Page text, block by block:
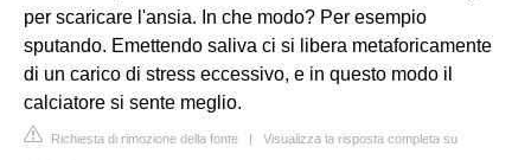
per scaricare l'ansia. In che modo? Per esempio
sputando. Emettendo saliva ci si libera metaforicamente
di un carico di stress eccessivo, e in questo modo il
calciatore si sente meglio.
Richiesta di rimozione della fonte | Visualizza la risposta completa su